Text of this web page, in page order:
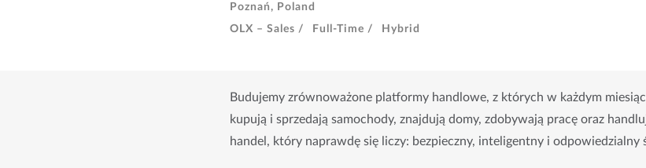
Poznań, Poland
OLX – Sales /
Full-Time / Hybrid
Budujemy zrównoważone platformy handlowe, z których w każdym
kupują i sprzedają samochody, znajdują domy, zdobywają pracę oraz
handel, który naprawdę się liczy: bezpieczny, inteligentny i odpowiedzialny